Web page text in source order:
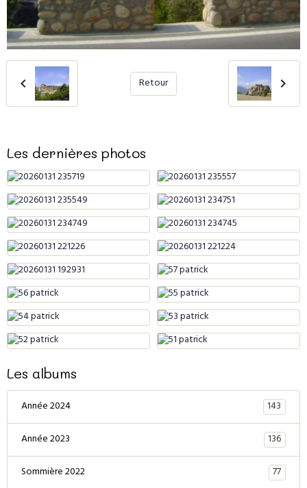
Retour
Les dernières photos
Les albums
Année 2024
143
Année 2023
136
Sommière 2022
77